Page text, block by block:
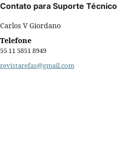
Contato para Suporte Técnico
Carlos V Giordano
Telefone
55 11 5851 8949
revistarefas@gmail.com